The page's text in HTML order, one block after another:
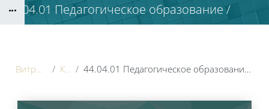
44.04.01 Педагогическое образование /
обучения иностранным языкам
Витрина курсов 3KL Курсы ВО 44.04.01 Педагогическое образование / Современные теории и технологии обучения иностранным языкам
Блоки